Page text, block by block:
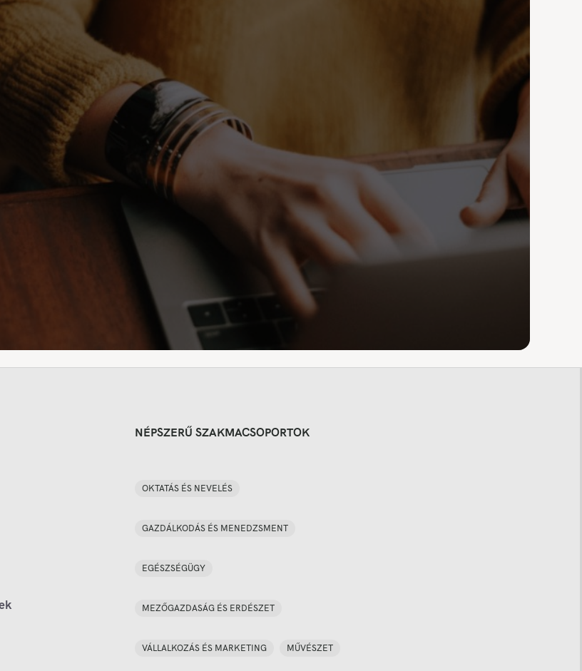
NÉPSZERŰ SZAKMACSOPORTOK
OKTATÁS ÉS NEVELÉS
GAZDÁLKODÁS ÉS MENEDZSMENT
EGÉSZSÉGÜGY
MEZŐGAZDASÁG ÉS ERDÉSZET
VÁLLALKOZÁS ÉS MARKETING MŰVÉSZET